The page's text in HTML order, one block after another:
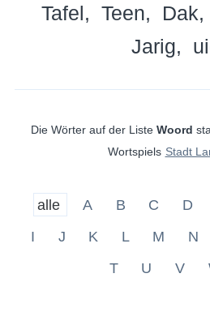
Tafel
Teen Dak
Jarig
Die Wörter auf der Liste Woord
Wortspiels Stadt
alle A B C D
I
J K L M N
T
U V